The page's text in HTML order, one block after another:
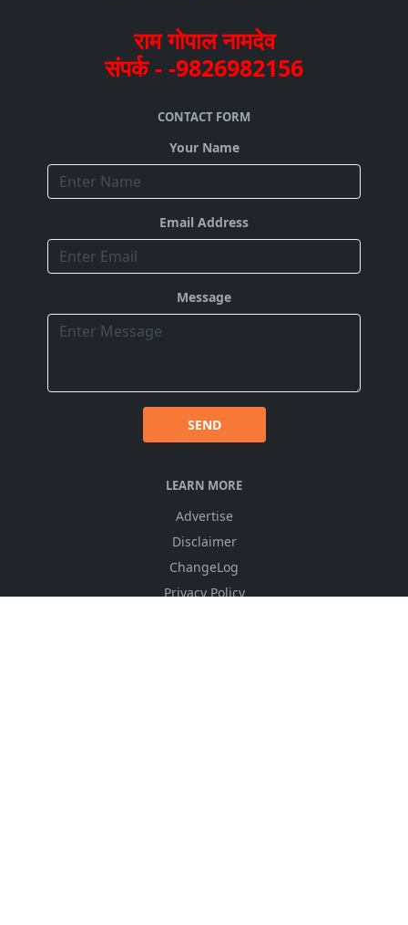
राम गोपाल नामदेव
संपर्क - -9826982156
CONTACT FORM
Your Name
Email Address
Message
SEND
LEARN MORE
Advertise
Disclaimer
ChangeLog
Privacy Policy